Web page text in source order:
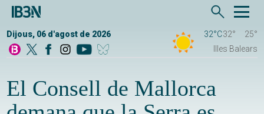
Dijous, 06 d'agost de 2026 32°C32°
25°
Illes Balears
El Consell de Mallorca